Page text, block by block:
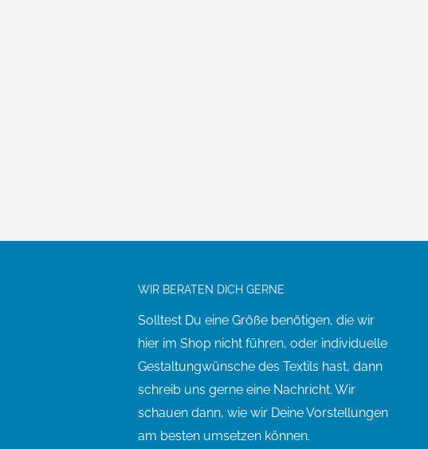
WIR BERATEN DICH GERNE
Solltest Du eine Größe benötigen, die wir
hier im Shop nicht führen, oder individuelle
Gestaltungwünsche des Textils hast, dann
schreib uns gerne eine Nachricht. Wir
schauen dann, wie wir Deine Vorstellungen
am besten umsetzen können.